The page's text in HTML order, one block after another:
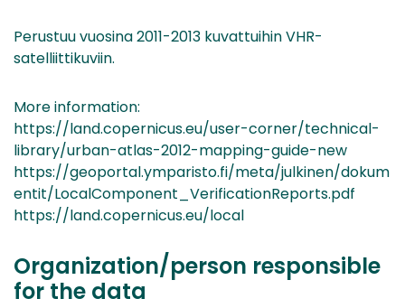
Perustuu vuosina 2011-2013 kuvattuihin VHR-
satelliittikuviin.
More information:
https://land.copernicus.eu/user-corner/technical-
library/urban-atlas-2012-mapping-guide-new
https://geoportal.ymparisto.fi/meta/julkinen/dokum
entit/LocalComponent_VerificationReports.pdf
https://land.copernicus.eu/local
Organization/person responsible
for the data